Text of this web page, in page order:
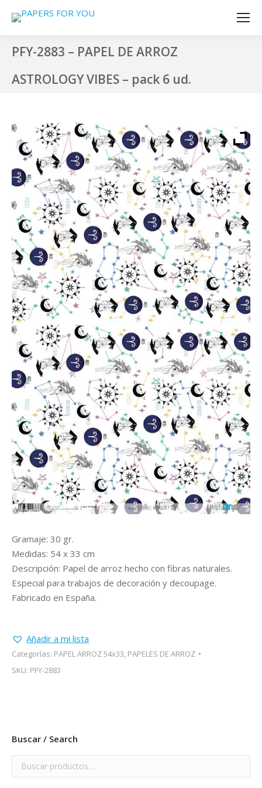
PFY-2883 – PAPEL DE ARROZ
ASTROLOGY VIBES – pack 6 ud.
Gramaje: 30 gr.
Medidas: 54 x 33 cm
Descripción: Papel de arroz hecho con fibras naturales.
Especial para trabajos de decoración y decoupage.
Fabricado en España.
Añadir a mi lista
Categorías: PAPEL ARROZ 54x33, PAPELES DE ARROZ
SKU: PFY-2883
Buscar / Search